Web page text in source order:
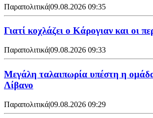
Παραπολιτικά|09.08.2026 09:35
Γιατί κοχλάζει ο Κάρογιαν και οι
Παραπολιτικά|09.08.2026 09:33
Μεγάλη ταλαιπωρία υπέστη η
Λίβανο
Παραπολιτικά|09.08.2026 09:29